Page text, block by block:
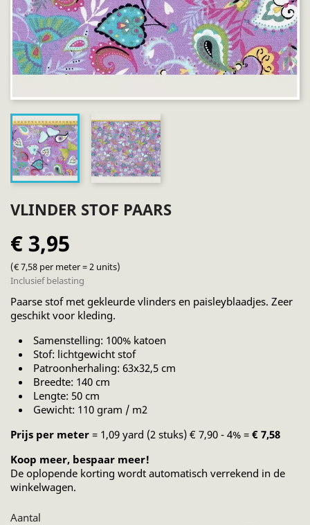
VLINDER STOF PAARS
€ 3,95
(€ 7,58 per meter = 2 units)
Inclusief belasting
Paarse stof met gekleurde vlinders en paisleyblaadjes. Zeer
geschikt voor kleding.
Samenstelling: 100% katoen
Stof: lichtgewicht stof
Patroonherhaling: 63x32,5 cm
Breedte: 140 cm
Lengte: 50 cm
Gewicht: 110 gram / m2
Prijs per meter = 1,09 yard (2 stuks) € 7,90 - 4% = € 7,58
Koop meer, bespaar meer!
De oplopende korting wordt automatisch verrekend in de
winkelwagen.
Aantal